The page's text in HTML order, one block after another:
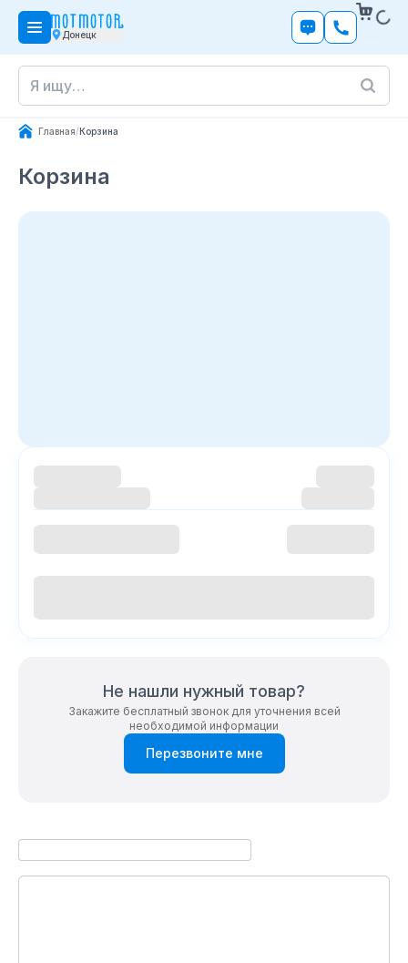
Донецк
Главная/Корзина
Корзина
Не нашли нужный товар?
Закажите бесплатный звонок для уточнения всей
необходимой информации
Перезвоните мне